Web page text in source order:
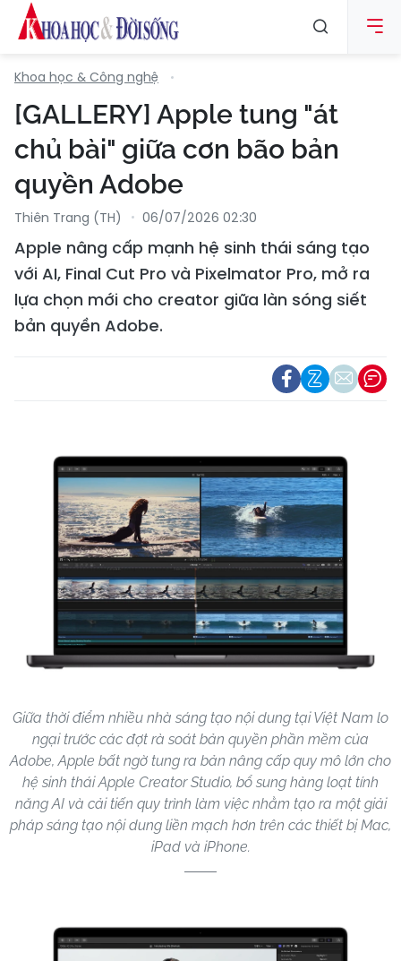
Khoa học & Công nghệ
[GALLERY] Apple tung "át
chủ bài" giữa cơn bão bản
quyền Adobe
Thiên Trang (TH) 06/07/2026 02:30
Apple nâng cấp mạnh hệ sinh thái sáng tạo
với AI, Final Cut Pro và Pixelmator Pro, mở ra
lựa chọn mới cho creator giữa làn sóng siết
bản quyền Adobe.
Giữa thời điểm nhiều nhà sáng tạo nội dung tại Việt Nam lo
ngại trước các đợt rà soát bản quyền phần mềm của
Adobe, Apple bất ngờ tung ra bản nâng cấp quy mô lớn cho
hệ sinh thái Apple Creator Studio, bổ sung hàng loạt tính
năng AI và cải tiến quy trình làm việc nhằm tạo ra một giải
pháp sáng tạo nội dung liền mạch hơn trên các thiết bị Mac,
iPad và iPhone.